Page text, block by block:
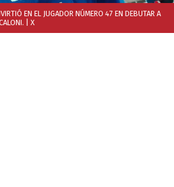
EN EL JUGADOR NÚMERO 47 EN DEBUTAR A
| X